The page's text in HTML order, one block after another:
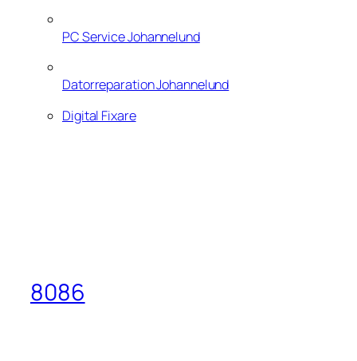
PC Service Johannelund
Datorreparation Johannelund
Digital Fixare
8086